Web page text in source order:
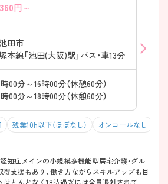
円～
田市
本線「池田(大阪)駅」バス・車13分
00分～16時00分（休憩60分）
00分～18時00分（休憩60分）
残業10h以下（ほぼなし） オンコールなし
知症メインの小規模多機能型居宅介護・グル